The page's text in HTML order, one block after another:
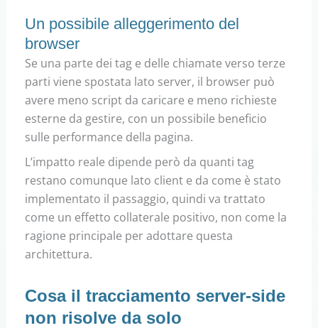
Un possibile alleggerimento del
browser
Se una parte dei tag e delle chiamate verso terze
parti viene spostata lato server, il browser può
avere meno script da caricare e meno richieste
esterne da gestire, con un possibile beneficio
sulle performance della pagina.
L’impatto reale dipende però da quanti tag
restano comunque lato client e da come è stato
implementato il passaggio, quindi va trattato
come un effetto collaterale positivo, non come la
ragione principale per adottare questa
architettura.
Cosa il tracciamento server-side
non risolve da solo